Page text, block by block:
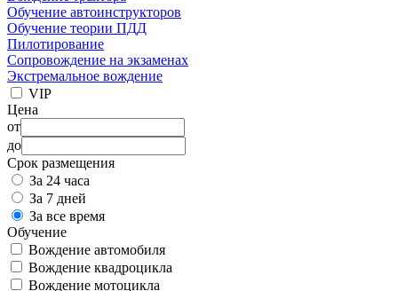
Обучение автоинструкторов
Обучение теории ПДД
Пилотирование
Сопровождение на экзаменах
Экстремальное вождение
VIP
Цена
от
до
Срок размещения
За 24 часа
За 7 дней
За все время
Обучение
Вождение автомобиля
Вождение квадроцикла
Вождение мотоцикла